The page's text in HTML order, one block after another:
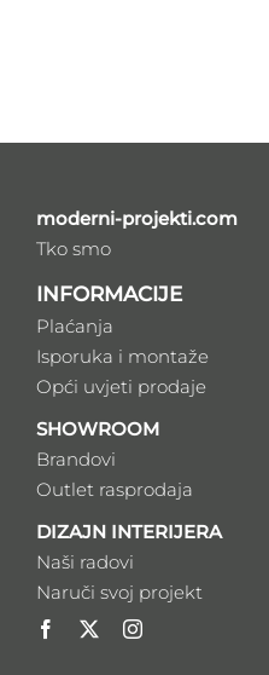
moderni-projekti.com
Tko smo
INFORMACIJE
Plaćanja
Isporuka i montaže
Opći uvjeti prodaje
SHOWROOM
Brandovi
Outlet rasprodaja
DIZAJN INTERIJERA
Naši radovi
Naruči svoj projekt